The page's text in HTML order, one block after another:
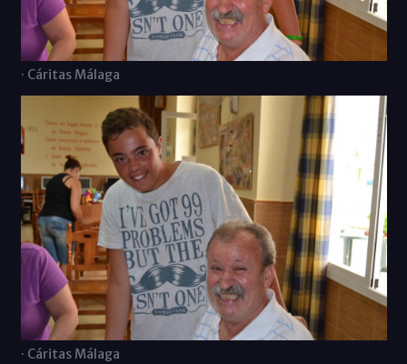
· Cáritas Málaga
· Cáritas Málaga